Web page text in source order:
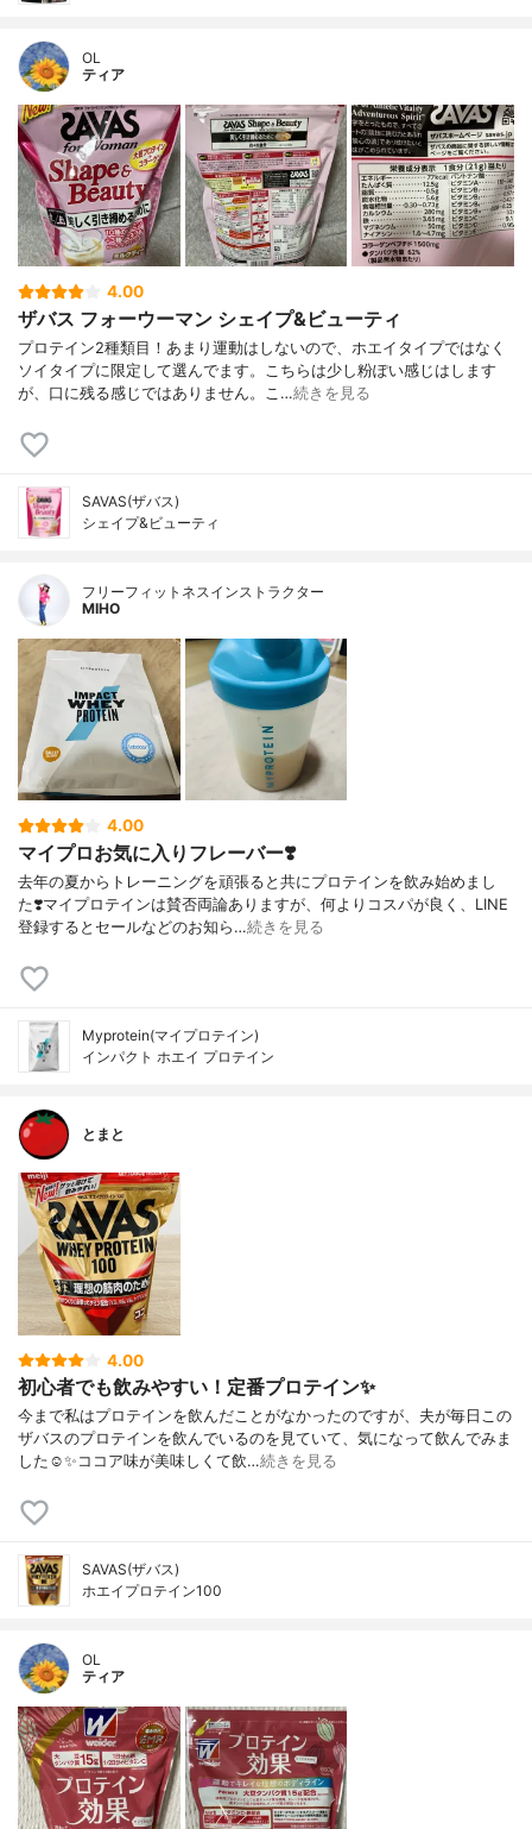
OL
ティア
4.00
ザバス フォーウーマン シェイプ&ビューティ
プロテイン2種類目！あまり運動はしないので、ホエイタイプではなく
ソイタイプに限定して選んでます。こちらは少し粉ぽい感じはします
が、口に残る感じではありません。こ…続きを見る
SAVAS(ザバス)
シェイプ&ビューティ
フリーフィットネスインストラクター
MIHO
4.00
マイプロお気に入りフレーバー❣️
去年の夏からトレーニングを頑張ると共にプロテインを飲み始めまし
た❣️マイプロテインは賛否両論ありますが、何よりコスパが良く、LINE
登録するとセールなどのお知ら…続きを見る
Myprotein(マイプロテイン)
インパクト ホエイ プロテイン
とまと
4.00
初心者でも飲みやすい！定番プロテイン✨
今まで私はプロテインを飲んだことがなかったのですが、夫が毎日この
ザバスのプロテインを飲んでいるのを見ていて、気になって飲んでみま
した☺️✨ココア味が美味しくて飲…続きを見る
SAVAS(ザバス)
ホエイプロテイン100
OL
ティア